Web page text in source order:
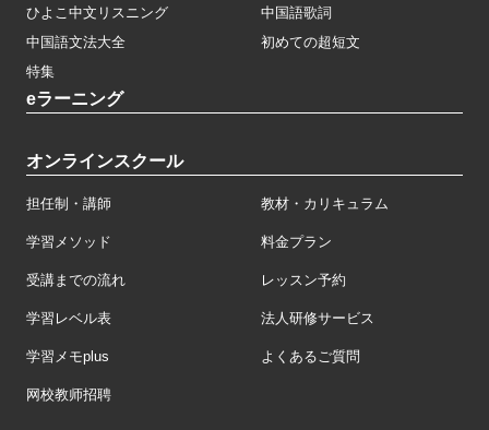
ひよこ中文リスニング
中国語歌詞
中国語文法大全
初めての超短文
特集
eラーニング
オンラインスクール
担任制・講師 教材・カリキュラム
学習メソッド 料金プラン
受講までの流れ レッスン予約
学習レベル表 法人研修サービス
学習メモplus よくあるご質問
网校教师招聘